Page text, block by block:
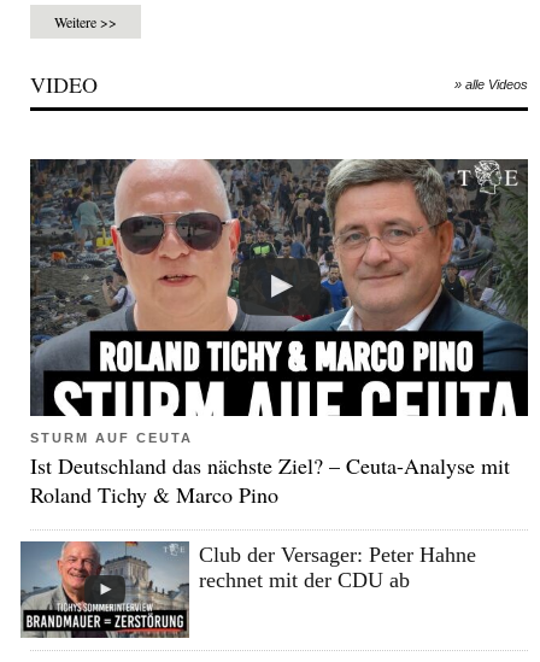
Weitere >>
VIDEO » alle Videos
STURM AUF CEUTA
Ist Deutschland das nächste Ziel? – Ceuta-Analyse mit
Roland Tichy & Marco Pino
Club der Versager: Peter Hahne
rechnet mit der CDU ab